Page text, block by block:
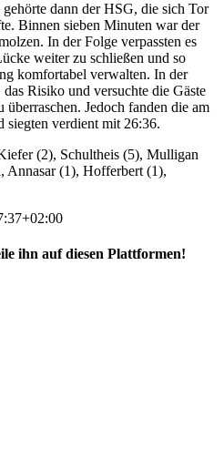
dann der HSG, die sich Tor
Binnen sieben Minuten war der
In der Folge verpassten es
weiter zu schließen und so
komfortabel verwalten. In der
Risiko und versuchte die Gäste
Jedoch fanden die am
siegten verdient mit 26:36.
(2), Schultheis (5), Mulligan
Annasar (1), Hofferbert (1),
ihn auf diesen Plattformen!